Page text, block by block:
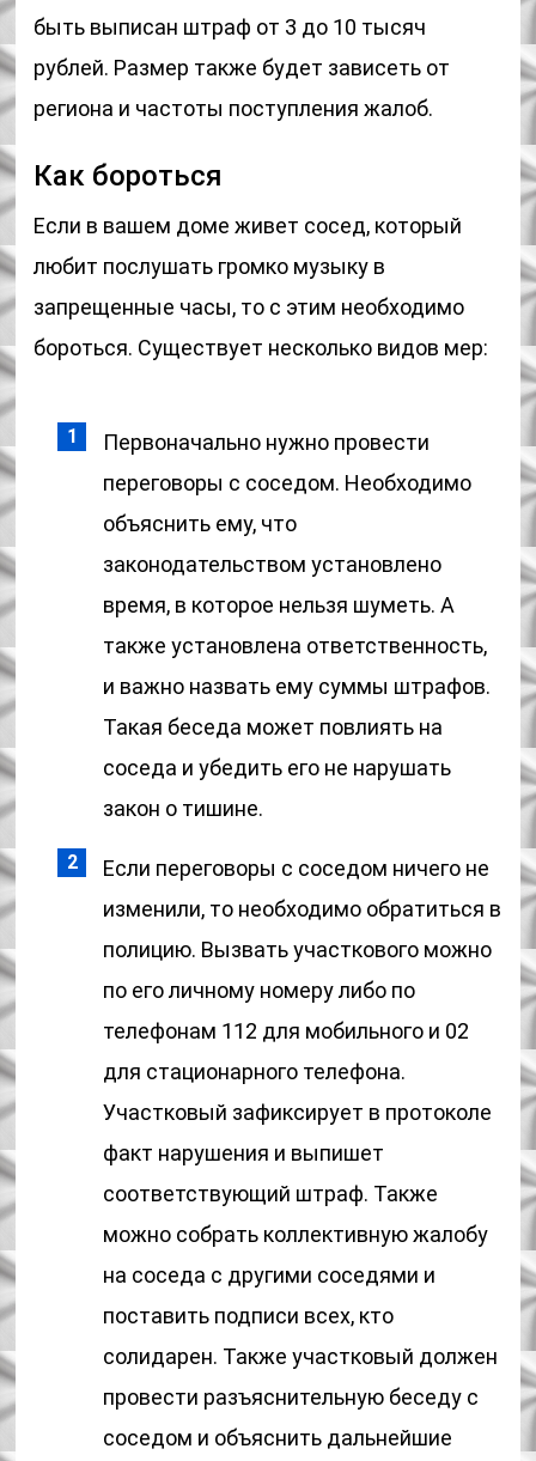
быть выписан штраф от 3 до 10 тысяч
рублей. Размер также будет зависеть от
региона и частоты поступления жалоб.
Как бороться
Если в вашем доме живет сосед, который
любит послушать громко музыку в
запрещенные часы, то с этим необходимо
бороться. Существует несколько видов мер:
Первоначально нужно провести
переговоры с соседом. Необходимо
объяснить ему, что
законодательством установлено
время, в которое нельзя шуметь. А
также установлена ответственность,
и важно назвать ему суммы штрафов.
Такая беседа может повлиять на
соседа и убедить его не нарушать
закон о тишине.
Если переговоры с соседом ничего не
изменили, то необходимо обратиться в
полицию. Вызвать участкового можно
по его личному номеру либо по
телефонам 112 для мобильного и 02
для стационарного телефона.
Участковый зафиксирует в протоколе
факт нарушения и выпишет
соответствующий штраф. Также
можно собрать коллективную жалобу
на соседа с другими соседями и
поставить подписи всех, кто
солидарен. Также участковый должен
провести разъяснительную беседу с
соседом и объяснить дальнейшие